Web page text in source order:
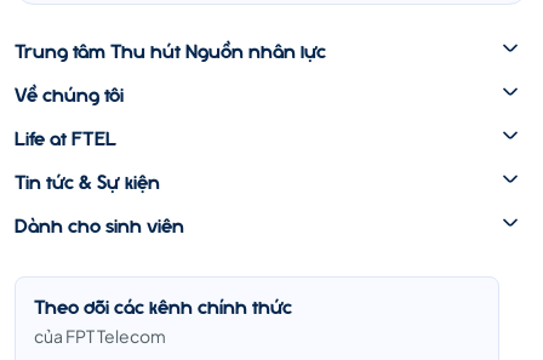
Trung tâm Thu hút Nguồn nhân lực
Về chúng tôi
Life at FTEL
Tin tức & Sự kiện
Dành cho sinh viên
Theo dõi các kênh chính thức
của FPT Telecom